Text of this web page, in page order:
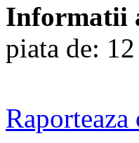
Informatii
piata de: